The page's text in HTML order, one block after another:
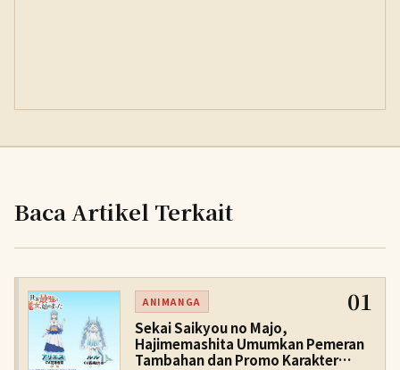
Baca Artikel Terkait
ANIMANGA 01
Sekai Saikyou no Majo,
Hajimemashita Umumkan Pemeran
Tambahan dan Promo Karakter